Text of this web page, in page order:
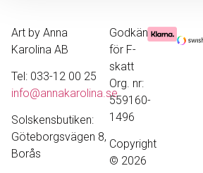
Art by Anna
Karolina AB
Tel: 033-12 00 25
info@annakarolina.se
Solskensbutiken:
Göteborgsvägen 8,
Borås
Godkänd
för F-
skatt
Org. nr:
559160-
1496
Copyright
© 2026